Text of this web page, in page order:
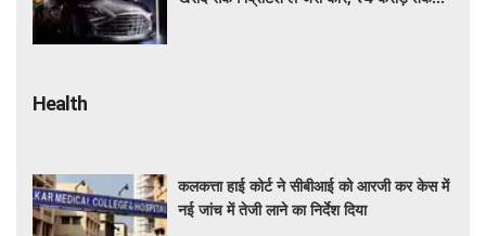
Health
कलकत्ता हाई कोर्ट ने सीबीआई को आरजी कर केस में
नई जांच में तेजी लाने का निर्देश दिया